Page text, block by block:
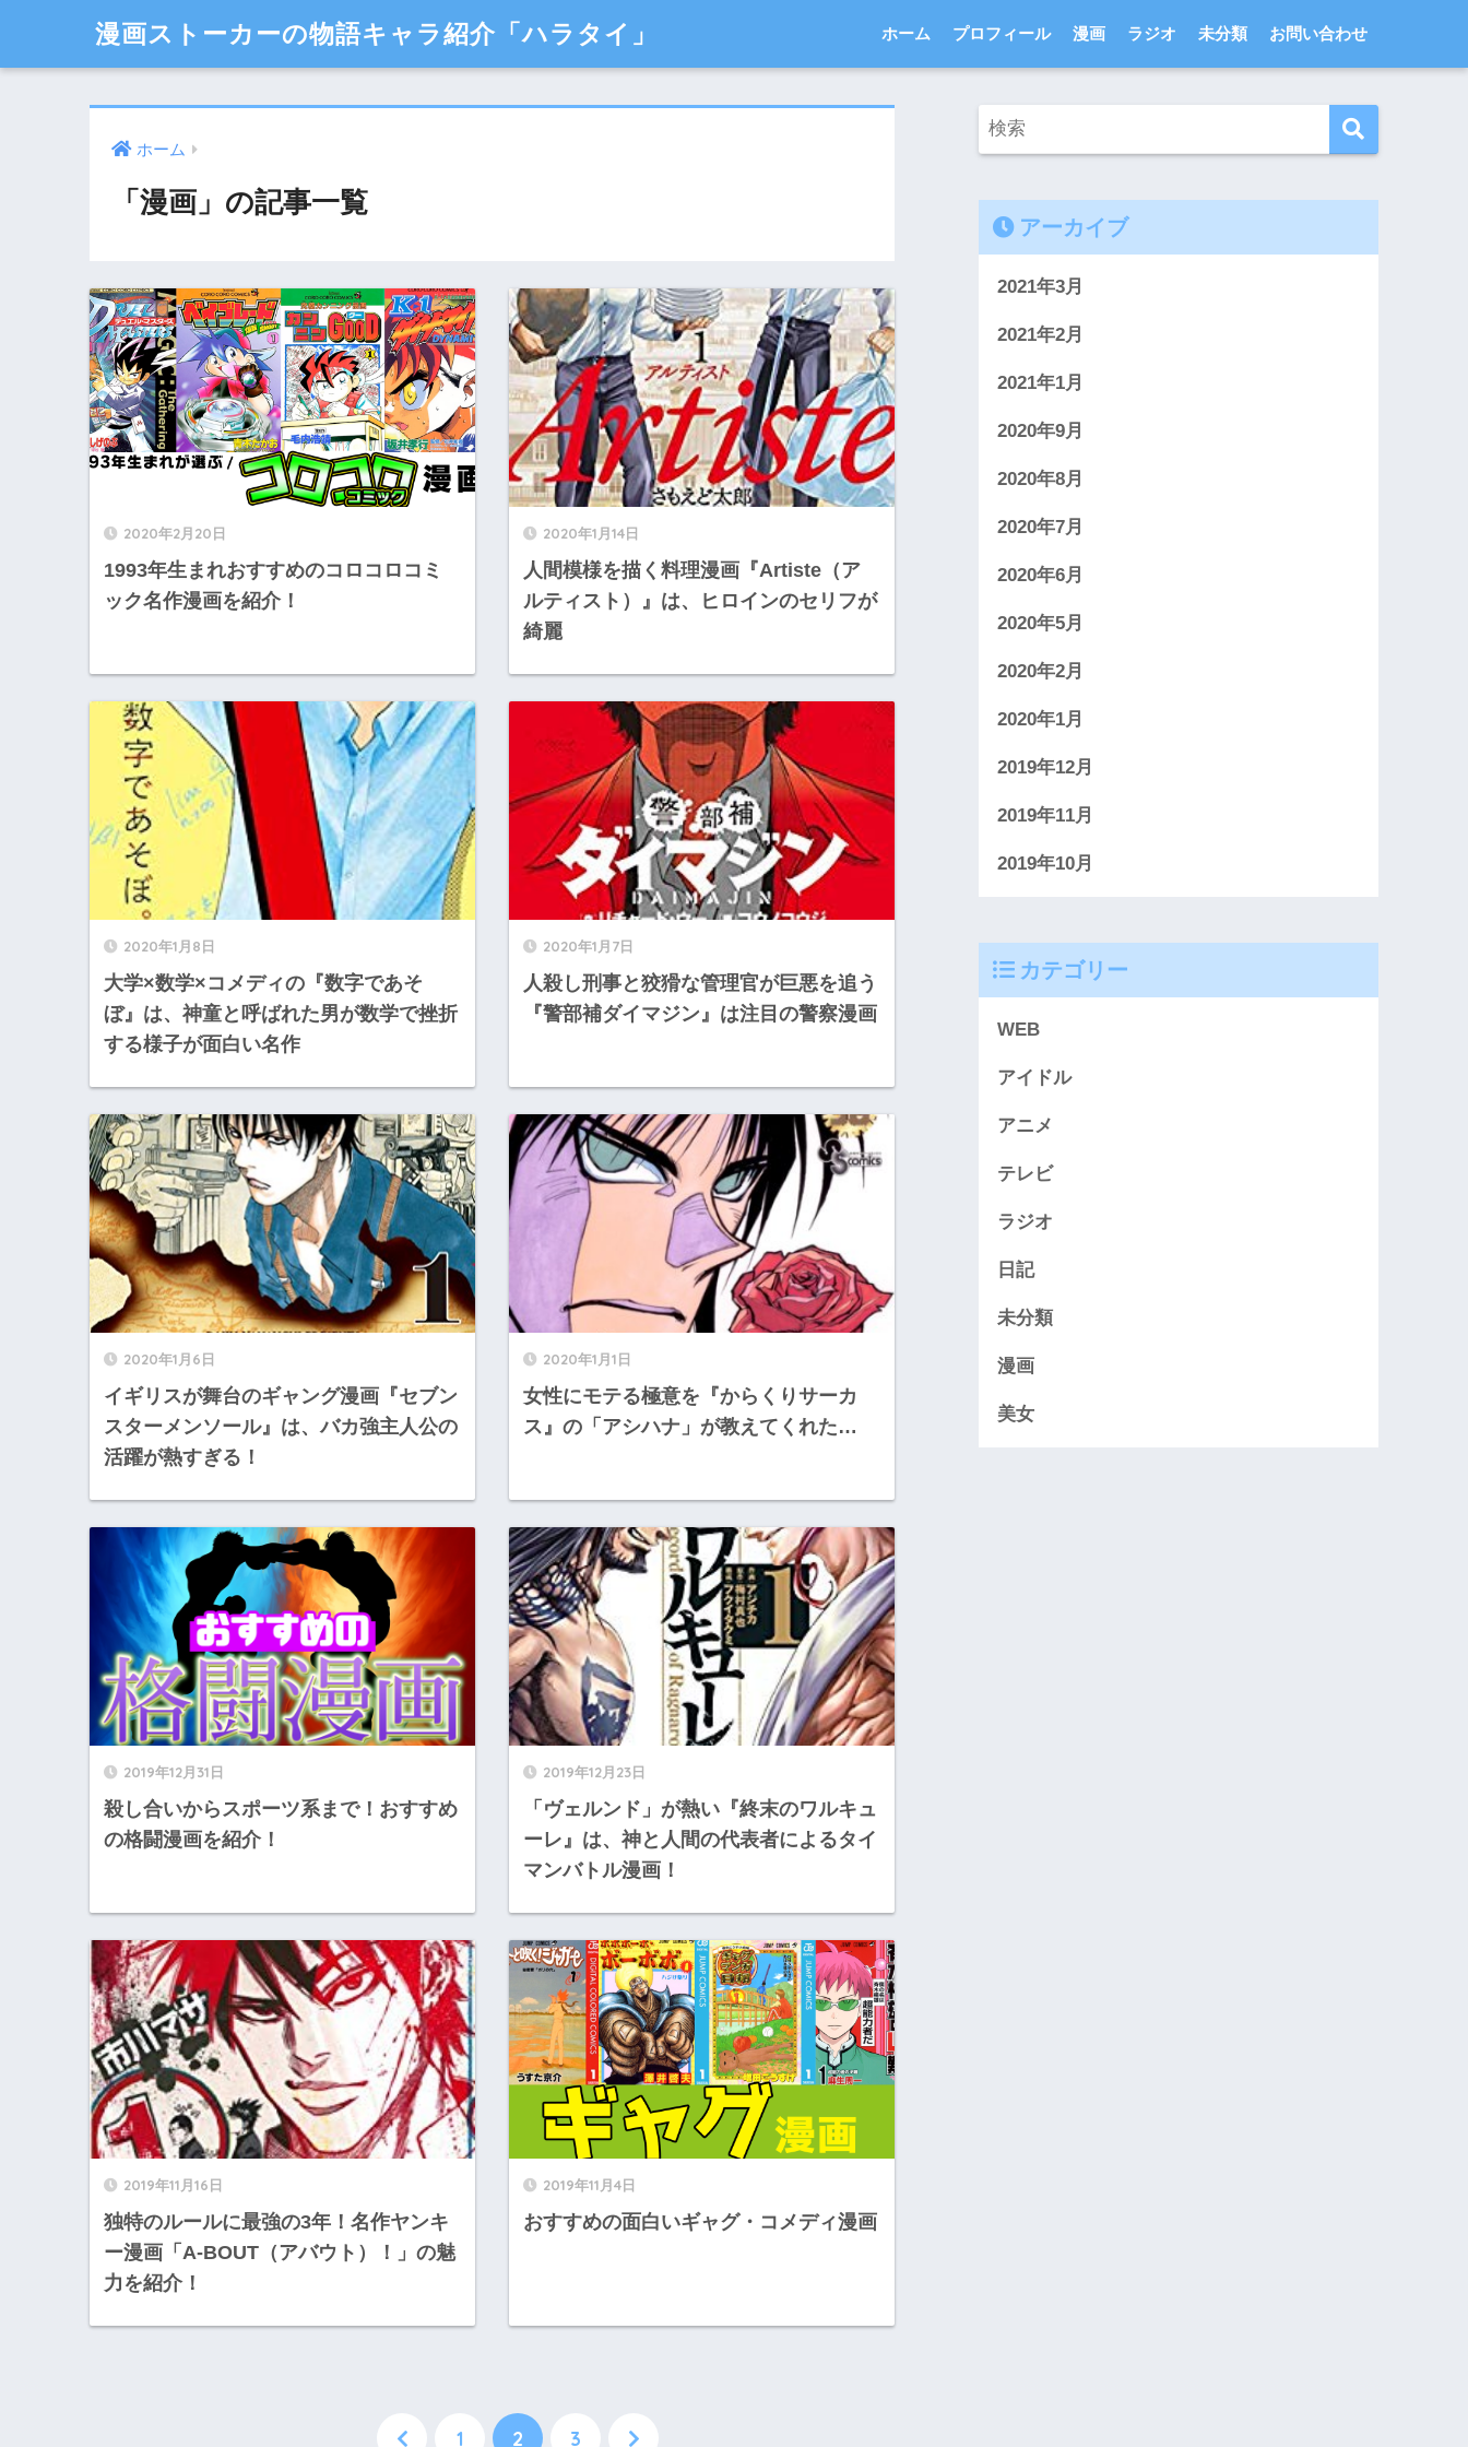
漫画ストーカーの物語キャラ紹介「ハラタイ」 ホーム プロフィール 漫画 ラジオ 未分類 お問い合わせ
ホーム
「漫画」の記事一覧
2020年2月20日
1993年生まれおすすめのコロコロコミ
ック名作漫画を紹介！
2020年1月14日
人間模様を描く料理漫画『Artiste（ア
ルティスト）』は、ヒロインのセリフが
綺麗
2020年1月8日
大学×数学×コメディの『数字であそ
ぼ』は、神童と呼ばれた男が数学で挫折
する様子が面白い名作
2020年1月7日
人殺し刑事と狡猾な管理官が巨悪を追う
『警部補ダイマジン』は注目の警察漫画
2020年1月6日
イギリスが舞台のギャング漫画『セブン
スターメンソール』は、バカ強主人公の
活躍が熱すぎる！
2020年1月1日
女性にモテる極意を『からくりサーカ
ス』の「アシハナ」が教えてくれた…
2019年12月31日
殺し合いからスポーツ系まで！おすすめ
の格闘漫画を紹介！
2019年12月23日
「ヴェルンド」が熱い『終末のワルキュ
ーレ』は、神と人間の代表者によるタイ
マンバトル漫画！
2019年11月16日
独特のルールに最強の3年！名作ヤンキ
ー漫画「A-BOUT（アバウト）！」の魅
力を紹介！
2019年11月4日
おすすめの面白いギャグ・コメディ漫画
1 2 3
アーカイブ
2021年3月
2021年2月
2021年1月
2020年9月
2020年8月
2020年7月
2020年6月
2020年5月
2020年2月
2020年1月
2019年12月
2019年11月
2019年10月
カテゴリー
WEB
アイドル
アニメ
テレビ
ラジオ
日記
未分類
漫画
美女